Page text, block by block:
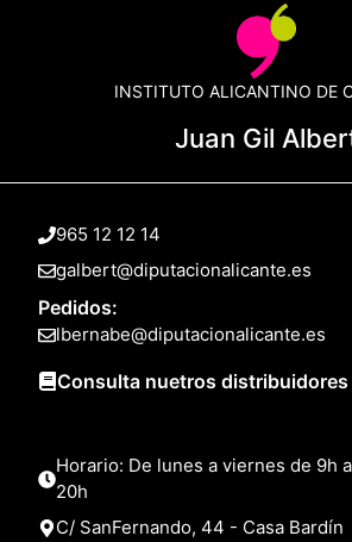
INSTITUTO ALICANTINO DE
Juan Gil
965 12 12 14
galbert@diputacionalicante.es
Pedidos:
lbernabe@diputacionalicante.es
Consulta nuetros distribuidores
Horario: De lunes a viernes de 9h
20h
C/ SanFernando, 44 - Casa Bardín